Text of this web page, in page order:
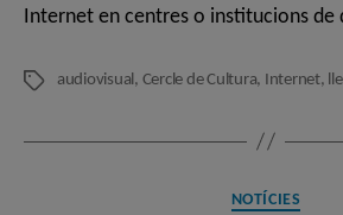
Internet en centres o institucions
Etiquetesaudiovisual , Cercle de Cultura, Internet,
Categories
NOTÍCIES